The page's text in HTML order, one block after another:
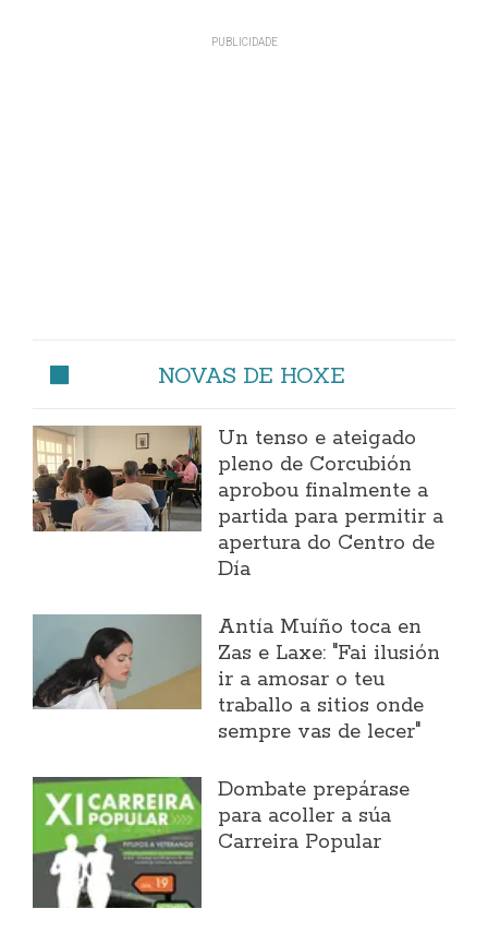
NOVAS DE HOXE
Un tenso e ateigado
pleno de Corcubión
aprobou finalmente a
partida para permitir a
apertura do Centro de
Día
Antía Muíño toca en
Zas e Laxe: "Fai ilusión
ir a amosar o teu
traballo a sitios onde
sempre vas de lecer"
Dombate prepárase
para acoller a súa
Carreira Popular